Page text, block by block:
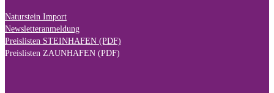
Naturstein Import
Newsletteranmeldung
Preislisten STEINHAFEN (PDF)
Preislisten ZAUNHAFEN (PDF)